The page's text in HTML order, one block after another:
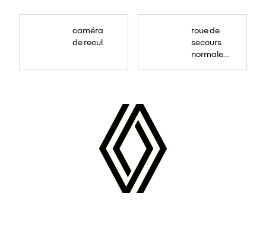
caméra
de recul
roue de
secours
normale